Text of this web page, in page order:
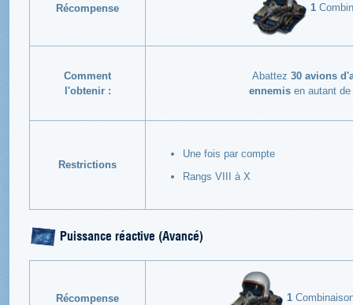
Récompense 1
Comment
l'obtenir :
Abattez 30 avions
ennemis en autant
Restrictions
Une fois par compte
Rangs VIII à X
Puissance réactive (Avancé)
Récompense 1